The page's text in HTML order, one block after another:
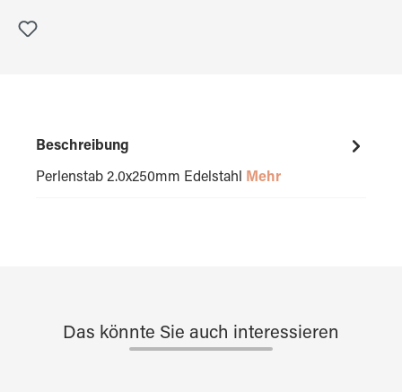
Beschreibung
Perlenstab 2.0x250mm Edelstahl Mehr
Das könnte Sie auch interessieren